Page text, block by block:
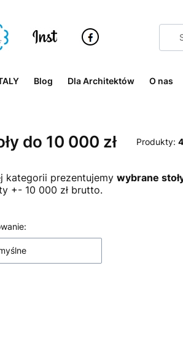
Blog Dla Architektów O nas
do 10 000 zł Produkty:
kategorii prezentujemy wybrane
+- 10 000 zł brutto.
produktów